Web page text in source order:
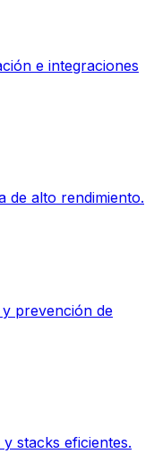
e integraciones
de alto rendimiento.
prevención de
stacks eficientes.